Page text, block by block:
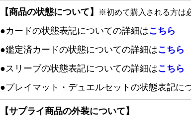
【商品の状態について】 ※初めて購入される方は
●カードの状態表記についての詳細はこちら
●鑑定済カードの状態についての詳細はこちら
●スリーブの状態表記についての詳細はこちら
●プレイマット・デュエルセットの状態表記に
【サプライ商品の外装について】